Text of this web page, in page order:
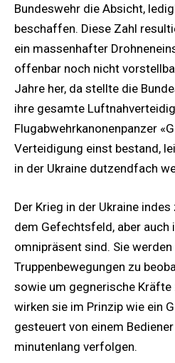
Bundeswehr die Absicht,
beschaffen. Diese Zahl
ein massenhafter
offenbar noch nicht
Jahre her, da stellte die
ihre gesamte
Flugabwehrkanonenpanzer
Verteidigung einst bestand,
in der Ukraine dutzendfach
Der Krieg in der Ukraine
dem Gefechtsfeld, aber auch
omnipräsent sind. Sie
Truppenbewegungen zu
sowie um gegnerische Kräfte
wirken sie im Prinzip wie ein
gesteuert von einem
minutenlang verfolgen.